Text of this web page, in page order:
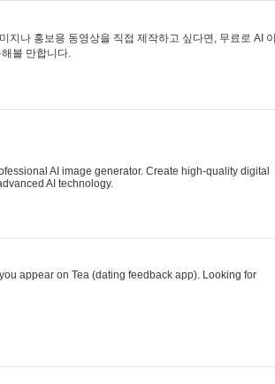
나 홍보용 동영상을 직접 제작하고 싶다면, 무료로 AI 이
볼 만합니다.
AI image generator. Create high-quality digital
AI technology.
appear on Tea (dating feedback app). Looking for